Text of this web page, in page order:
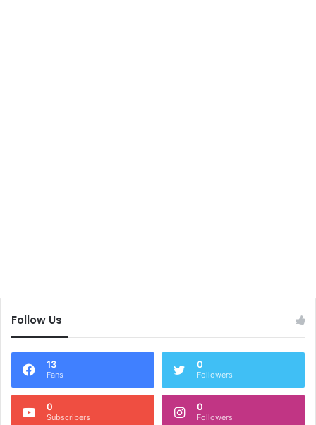
Follow Us
13
Fans
0
Followers
0
Subscribers
0
Followers